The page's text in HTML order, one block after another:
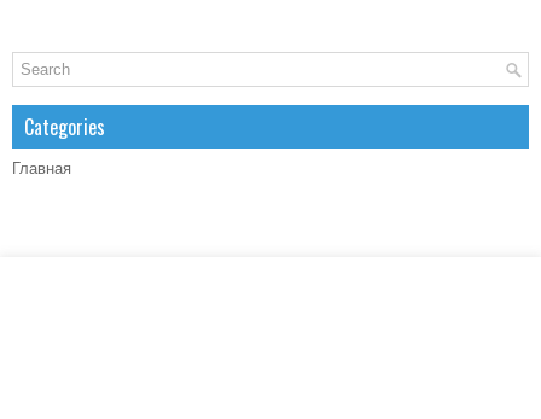
Categories
Главная